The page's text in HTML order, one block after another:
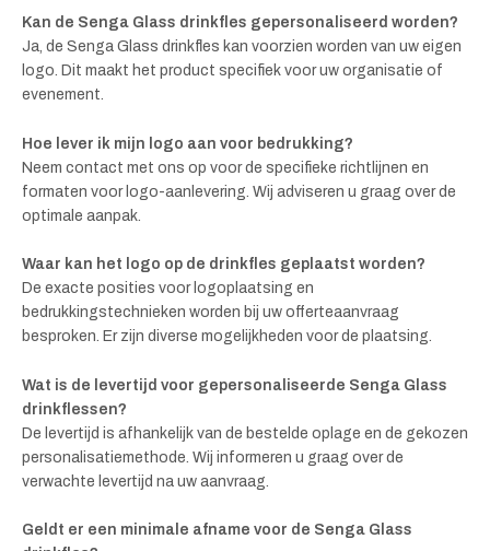
Kan de Senga Glass drinkfles gepersonaliseerd worden?
Ja, de Senga Glass drinkfles kan voorzien worden van uw eigen
logo. Dit maakt het product specifiek voor uw organisatie of
evenement.
Hoe lever ik mijn logo aan voor bedrukking?
Neem contact met ons op voor de specifieke richtlijnen en
formaten voor logo-aanlevering. Wij adviseren u graag over de
optimale aanpak.
Waar kan het logo op de drinkfles geplaatst worden?
De exacte posities voor logoplaatsing en
bedrukkingstechnieken worden bij uw offerteaanvraag
besproken. Er zijn diverse mogelijkheden voor de plaatsing.
Wat is de levertijd voor gepersonaliseerde Senga Glass
drinkflessen?
De levertijd is afhankelijk van de bestelde oplage en de gekozen
personalisatiemethode. Wij informeren u graag over de
verwachte levertijd na uw aanvraag.
Geldt er een minimale afname voor de Senga Glass